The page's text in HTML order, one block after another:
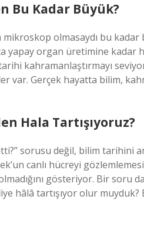
Bu Kadar Büyük?
olmasaydı bu kadar
organ üretimine kadar
tarihi kahramanlaştırmayı
var. Gerçek hayatta bilim,
Hala Tartışıyoruz?
sorusu değil, bilim tarihini
canlı hücreyi
gösteriyor. Bir soru
hâlâ tartışıyor olur